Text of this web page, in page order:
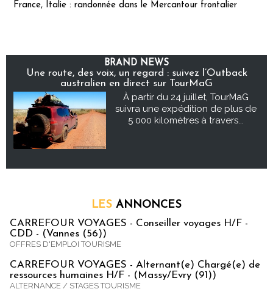
France, Italie : randonnée dans le Mercantour frontalier
BRAND NEWS
Une route, des voix, un regard : suivez l’Outback
australien en direct sur TourMaG
À partir du 24 juillet, TourMaG
suivra une expédition de plus de
5 000 kilomètres à travers...
LES ANNONCES
CARREFOUR VOYAGES - Conseiller voyages H/F -
CDD - (Vannes (56))
OFFRES D'EMPLOI TOURISME
CARREFOUR VOYAGES - Alternant(e) Chargé(e) de
ressources humaines H/F - (Massy/Evry (91))
ALTERNANCE / STAGES TOURISME